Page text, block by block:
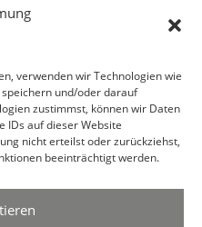
verwenden wir Technologien wie
und/oder darauf
zustimmst, können wir Daten
IDs auf dieser Website
nicht erteilst oder zurückziehst,
beeinträchtigt werden.